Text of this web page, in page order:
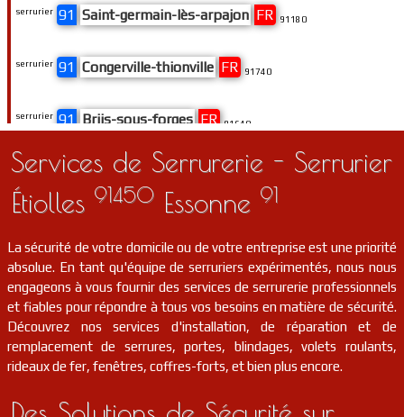
serrurier 91 Chevannes FR 91750
serrurier 91 Saclas FR 91690
serrurier 91 Fontenay-lès-briis FR 91640
serrurier 91 Briis-sous-forges FR 91640
serrurier 91 Congerville-thionville FR 91740
serrurier 91 Saint-germain-lès-arpajon FR 91180
Services de Serrurerie - Serrurier
Étiolles 91450 Essonne 91
La sécurité de votre domicile ou de votre entreprise est une priorité
absolue. En tant qu'équipe de serruriers expérimentés, nous nous
engageons à vous fournir des services de serrurerie professionnels
et fiables pour répondre à tous vos besoins en matière de sécurité.
Découvrez nos services d'installation, de réparation et de
remplacement de serrures, portes, blindages, volets roulants,
rideaux de fer, fenêtres, coffres-forts, et bien plus encore.